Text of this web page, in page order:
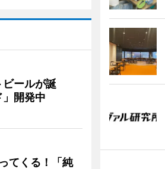
ールが誕
開発中
てくる！「純